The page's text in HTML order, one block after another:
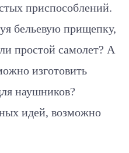
приспособлений.
бельевую прищепку,
простой самолет? А
изготовить
наушников?
идей, возможно